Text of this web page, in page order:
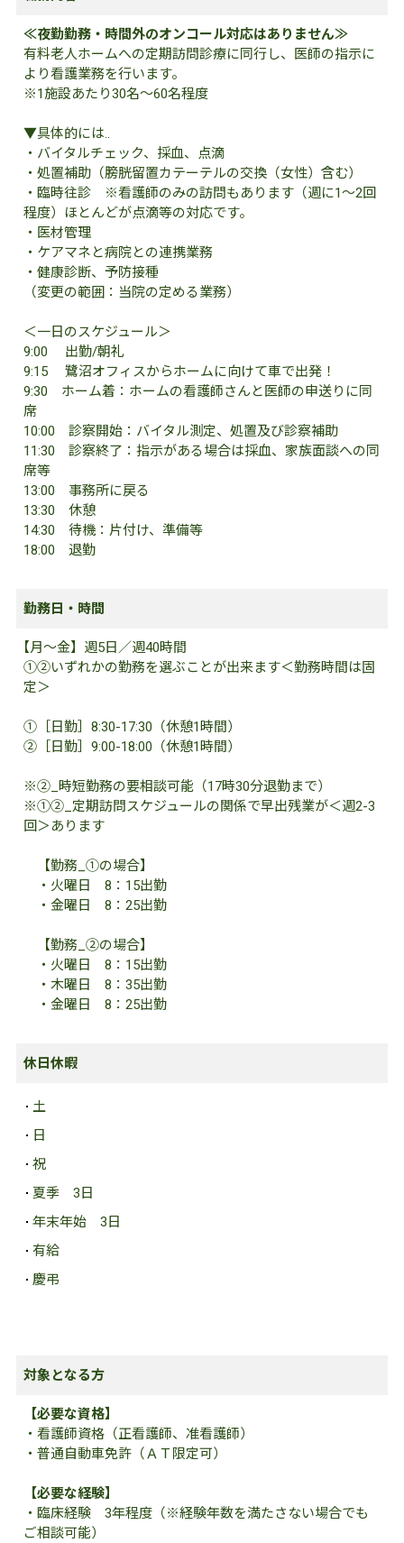
≪夜勤勤務・時間外のオンコール対応はありません≫
有料老人ホームへの定期訪問診療に同行し、医師の指示に
より看護業務を行います。
※1施設あたり30名～60名程度
▼具体的には..
・バイタルチェック、採血、点滴
・処置補助（膀胱留置カテーテルの交換（女性）含む）
・臨時往診 ※看護師のみの訪問もあります（週に1～2回
程度）ほとんどが点滴等の対応です。
・医材管理
・ケアマネと病院との連携業務
・健康診断、予防接種
（変更の範囲：当院の定める業務）
＜一日のスケジュール＞
9:00 出勤/朝礼
9:15 鷺沼オフィスからホームに向けて車で出発！
9:30 ホーム着：ホームの看護師さんと医師の申送りに同
席
10:00 診察開始：バイタル測定、処置及び診察補助
11:30 診察終了：指示がある場合は採血、家族面談への同
席等
13:00 事務所に戻る
13:30 休憩
14:30 待機：片付け、準備等
18:00 退勤
勤務日・時間
【月～金】週5日／週40時間
①②いずれかの勤務を選ぶことが出来ます＜勤務時間は固
定＞
①［日勤］8:30-17:30（休憩1時間）
②［日勤］9:00-18:00（休憩1時間）
※②_時短勤務の要相談可能（17時30分退勤まで）
※①②_定期訪問スケジュールの関係で早出残業が＜週2-3
回＞あります
【勤務_①の場合】
・火曜日 8：15出勤
・金曜日 8：25出勤
【勤務_②の場合】
・火曜日 8：15出勤
・木曜日 8：35出勤
・金曜日 8：25出勤
休日休暇
土
日
祝
夏季
3日
年末年始
3日
有給
慶弔
対象となる方
【必要な資格】
・看護師資格（正看護師、准看護師）
・普通自動車免許（ＡＴ限定可）
【必要な経験】
・臨床経験 3年程度（※経験年数を満たさない場合でも
ご相談可能）